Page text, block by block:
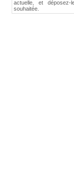
actuelle, et
souhaitée.